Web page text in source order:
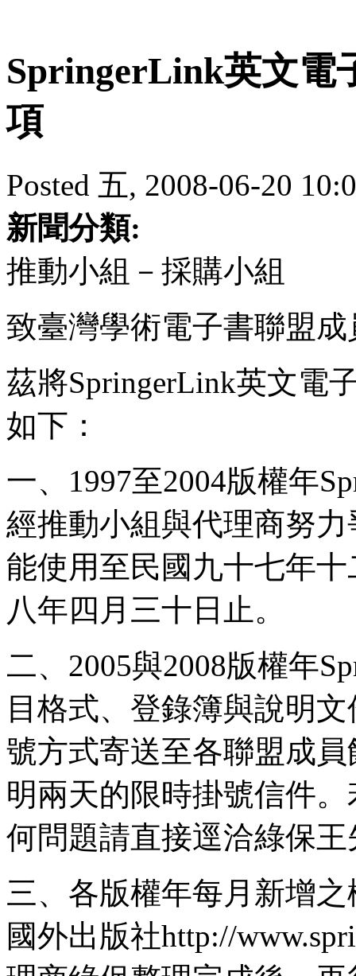
SpringerLink英文電
項
Posted 五, 2008-06-20
新聞分類:
推動小組－採購小組
致臺灣學術電子書聯盟
茲將SpringerLink英文電
如下：
一、1997至2004版權年
經推動小組與代理商努
能使用至民國九十七年
八年四月三十日止。
二、2005與2008版權年
目格式、登錄簿與說明
號方式寄送至各聯盟成
明兩天的限時掛號信件
何問題請直接逕洽綠保王
三、各版權年每月新增
國外出版社http://